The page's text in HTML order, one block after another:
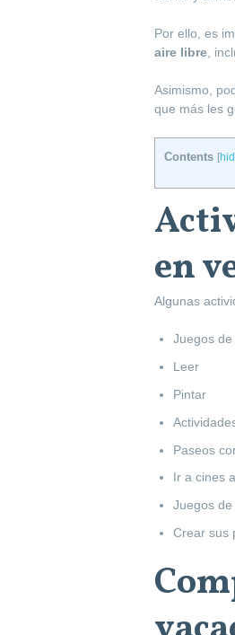
Por ello, es
aire libre ,
Asimismo,
que más les
Contents [
en
Algunas
Juegos
Leer
Pintar
Paseos
Ir a cines
Juegos de
Crear sus